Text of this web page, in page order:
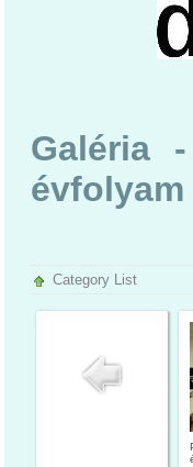
Galéria
évfolyam
Category List